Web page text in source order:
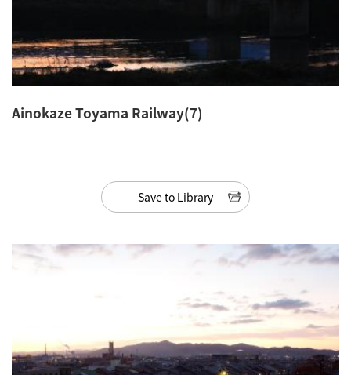
Ainokaze Toyama Railway(7)
Save to Library